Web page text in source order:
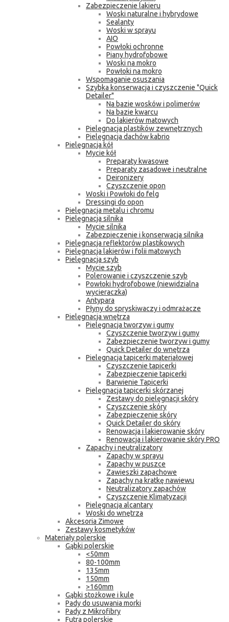
Zabezpieczenie lakieru
Woski naturalne i hybrydowe
Sealanty
Woski w sprayu
AIO
Powłoki ochronne
Piany hydrofobowe
Woski na mokro
Powłoki na mokro
Wspomaganie osuszania
Szybka konserwacja i czyszczenie "Quick
Detailer"
Na bazie wosków i polimerów
Na bazie kwarcu
Do lakierów matowych
Pielęgnacja plastików zewnętrznych
Pielęgnacja dachów kabrio
Pielęgnacja kół
Mycie kół
Preparaty kwasowe
Preparaty zasadowe i neutralne
Deironizery
Czyszczenie opon
Woski i Powłoki do felg
Dressingi do opon
Pielęgnacja metalu i chromu
Pielęgnacja silnika
Mycie silnika
Zabezpieczenie i konserwacja silnika
Pielęgnacja reflektorów plastikowych
Pielęgnacja lakierów i folii matowych
Pielęgnacja szyb
Mycie szyb
Polerowanie i czyszczenie szyb
Powłoki hydrofobowe (niewidzialna
wycieraczka)
Antypara
Płyny do spryskiwaczy i odmrażacze
Pielęgnacja wnętrza
Pielęgnacja tworzyw i gumy
Czyszczenie tworzyw i gumy
Zabezpieczenie tworzyw i gumy
Quick Detailer do wnętrza
Pielęgnacja tapicerki materiałowej
Czyszczenie tapicerki
Zabezpieczenie tapicerki
Barwienie Tapicerki
Pielęgnacja tapicerki skórzanej
Zestawy do pielęgnacji skóry
Czyszczenie skóry
Zabezpieczenie skóry
Quick Detailer do skóry
Renowacja i lakierowanie skóry
Renowacja i lakierowanie skóry PRO
Zapachy i neutralizatory
Zapachy w sprayu
Zapachy w puszce
Zawieszki zapachowe
Zapachy na kratkę nawiewu
Neutralizatory zapachów
Czyszczenie Klimatyzacji
Pielęgnacja alcantary
Woski do wnętrza
Akcesoria Zimowe
Zestawy kosmetyków
Materiały polerskie
Gąbki polerskie
<50mm
80-100mm
135mm
150mm
>160mm
Gąbki stożkowe i kule
Pady do usuwania morki
Pady z Mikrofibry
Futra polerskie